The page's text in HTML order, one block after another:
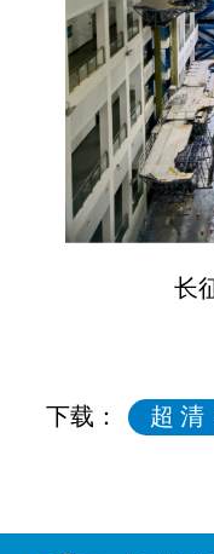
长
下载： 超 清